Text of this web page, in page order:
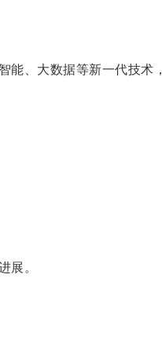
、大数据等新一代技术
展。